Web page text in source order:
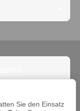
möglich.
Sie den Einsatz